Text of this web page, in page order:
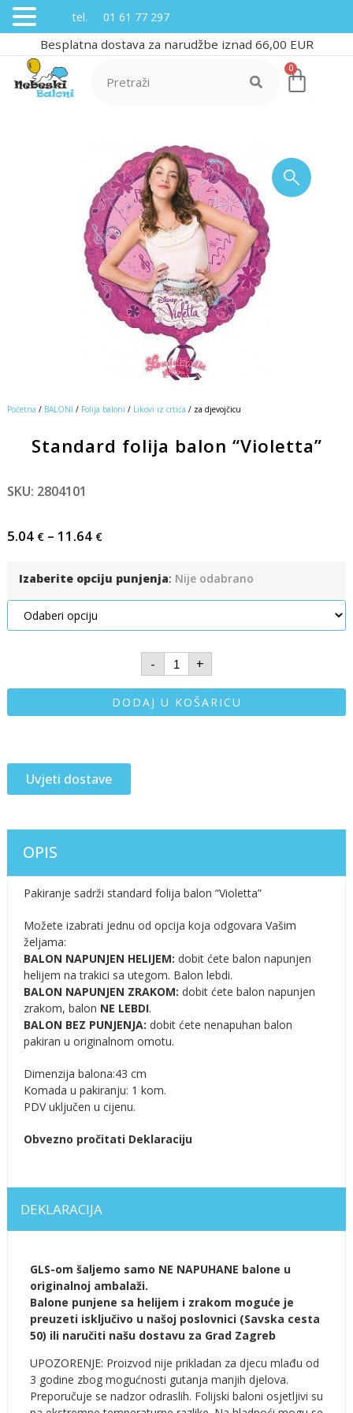
Besplatna dostava za narudžbe iznad 66,00 EUR
0
Početna / BALONI / Folija baloni / Likovi iz crtića / za djevojčicu
Standard folija balon “Violetta”
SKU: 2804101
5.04 €– 11.64 €
Izaberite opciju punjenja: Nije odabrano
- +
DODAJ U KOŠARICU
Uvjeti dostave
OPIS
Pakiranje sadrži standard folija balon “Violetta”
Možete izabrati jednu od opcija koja odgovara Vašim
željama:
BALON NAPUNJEN HELIJEM: dobit ćete balon napunjen
helijem na trakici sa utegom. Balon lebdi.
BALON NAPUNJEN ZRAKOM: dobit ćete balon napunjen
zrakom, balon NE LEBDI.
BALON BEZ PUNJENJA: dobit ćete nenapuhan balon
pakiran u originalnom omotu.
Dimenzija balona:43 cm
Komada u pakiranju: 1 kom.
PDV uključen u cijenu.
Obvezno pročitati Deklaraciju
DEKLARACIJA
GLS-om šaljemo samo NE NAPUHANE balone u
originalnoj ambalaži.
Balone punjene sa helijem i zrakom moguće je
preuzeti isključivo u našoj poslovnici (Savska cesta
50) ili naručiti našu dostavu za Grad Zagreb
UPOZORENJE: Proizvod nije prikladan za djecu mlađu od
3 godine zbog mogućnosti gutanja manjih djelova.
Preporučuje se nadzor odraslih. Folijski baloni osjetljivi su
tel. 01 61 77 297